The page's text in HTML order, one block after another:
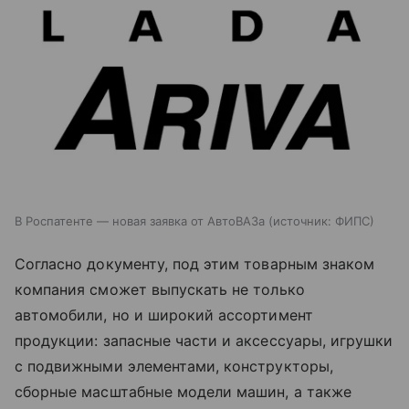
В Роспатенте — новая заявка от АвтоВАЗа источник: ФИПС
Согласно документу, под этим товарным знаком
компания сможет выпускать не только
автомобили, но и широкий ассортимент
продукции: запасные части и аксессуары, игрушки
с подвижными элементами, конструкторы,
сборные масштабные модели машин, а также